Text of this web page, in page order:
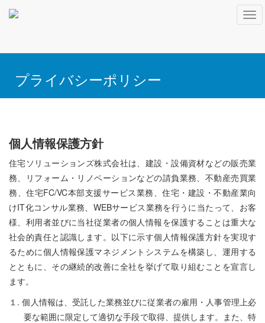
プライバシーポリシー
個人情報保護方針
住宅ソリューションズ株式会社は、建設・設備資材などの販売業
務、リフォーム・リノベーションなどの請負業務、不動産売買業
務、住宅FC/VC本部支援サービス業務、住宅・建設・不動産業向
けIT化コンサル業務、WEBサービス業務を行うに当たって、お客
様、利用者並びに当社従業者の個人情報を保護することは重大な
社会的責任と認識します。以下に示す個人情報保護方針を実現す
るために個人情報保護マネジメントシステムを構築し、運用する
とともに、その継続的改善に全社を挙げて取り組むことを宣言し
ます。
１. 個人情報は、受託した業務並びに従業者の雇用・人事管理上必
要な範囲に限定して適切な手段で取得、提供します。また、特